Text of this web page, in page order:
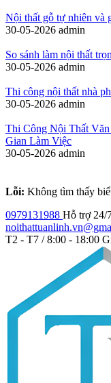
Nội thất gỗ tự nhiên và
30-05-2026 admin
So sánh làm nội thất
30-05-2026 admin
Thi công nội thất nhà
30-05-2026 admin
Thi Công Nội Thất
Gian Làm Việc
30-05-2026 admin
Lỗi: Không tìm thấy
0979131988 Hỗ trợ 24/
T2 - T7 / 8:00 - 18:00